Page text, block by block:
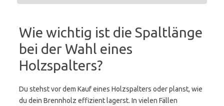
Wie wichtig ist die Spaltlänge
bei der Wahl eines
Holzspalters?
Du stehst vor dem Kauf eines Holzspalters oder planst, wie
du dein Brennholz effizient lagerst. In vielen Fällen